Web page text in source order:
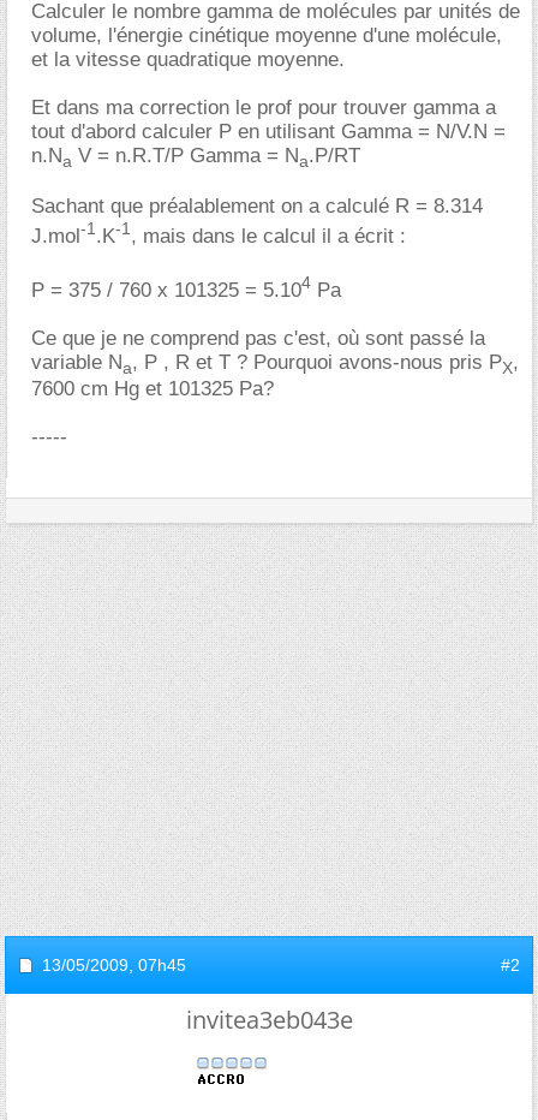
Calculer le nombre gamma de molécules par unités de
volume, l'énergie cinétique moyenne d'une molécule,
et la vitesse quadratique moyenne.
Et dans ma correction le prof pour trouver gamma a
tout d'abord calculer P en utilisant Gamma = N/V.N =
n.Na V = n.R.T/P Gamma = Na.P/RT
Sachant que préalablement on a calculé R = 8.314
J.mol-1.K-1, mais dans le calcul il a écrit :
P = 375 / 760 x 101325 = 5.104 Pa
Ce que je ne comprend pas c'est, où sont passé la
variable Na, P , R et T ? Pourquoi avons-nous pris PX,
7600 cm Hg et 101325 Pa?
-----
13/05/2009, 07h45 #2
invitea3eb043e